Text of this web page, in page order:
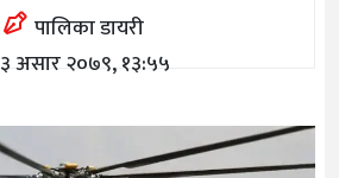
पालिका डायरी
३ असार २०७९, १३:५५